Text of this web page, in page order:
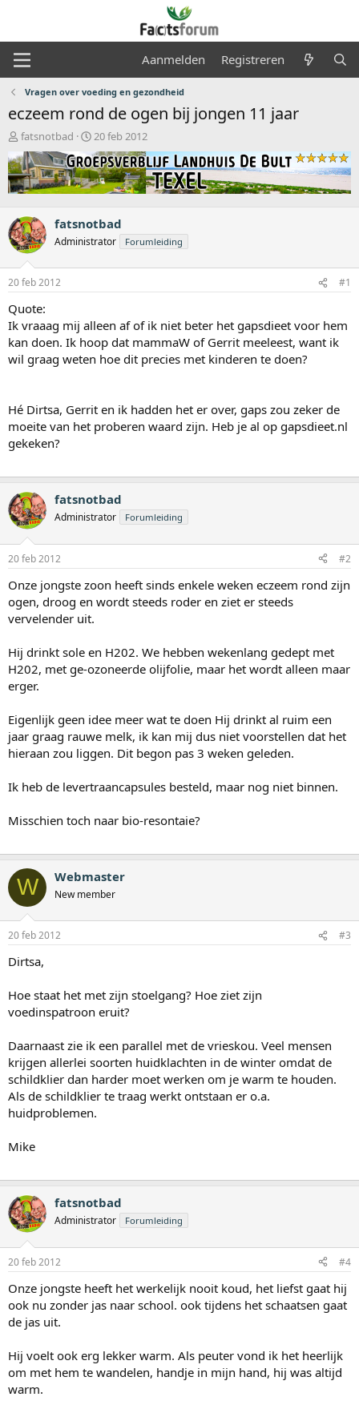
Aanmelden Registreren
Vragen over voeding en gezondheid
eczeem rond de ogen bij jongen 11 jaar
O
n
d
e
r
e
r
p
s
t
a
r
t
e
r
fatsnotbad
S
t
a
r
t
a
t
m
20 feb 2012
fatsnotbad
Administrator Forumleiding
20 feb 2012 #1
Quote:
Ik vraaag mij alleen af of ik niet beter het gapsdieet voor hem
kan doen. Ik hoop dat mammaW of Gerrit meeleest, want ik
wil graag weten hoe dit precies met kinderen te doen?
Hé Dirtsa, Gerrit en ik hadden het er over, gaps zou zeker de
moeite van het proberen waard zijn. Heb je al op gapsdieet.nl
gekeken?
fatsnotbad
Administrator Forumleiding
20 feb 2012 #2
Onze jongste zoon heeft sinds enkele weken eczeem rond zijn
ogen, droog en wordt steeds roder en ziet er steeds
vervelender uit.
Hij drinkt sole en H202. We hebben wekenlang gedept met
H202, met ge-ozoneerde olijfolie, maar het wordt alleen maar
erger.
Eigenlijk geen idee meer wat te doen Hij drinkt al ruim een
jaar graag rauwe melk, ik kan mij dus niet voorstellen dat het
hieraan zou liggen. Dit begon pas 3 weken geleden.
Ik heb de levertraancapsules besteld, maar nog niet binnen.
Misschien toch naar bio-resontaie?
W Webmaster
New member
20 feb 2012 #3
Dirtsa,
Hoe staat het met zijn stoelgang? Hoe ziet zijn
voedinspatroon eruit?
Daarnaast zie ik een parallel met de vrieskou. Veel mensen
krijgen allerlei soorten huidklachten in de winter omdat de
schildklier dan harder moet werken om je warm te houden.
Als de schildklier te traag werkt ontstaan er o.a.
huidproblemen.
Mike
fatsnotbad
Administrator Forumleiding
20 feb 2012 #4
Onze jongste heeft het werkelijk nooit koud, het liefst gaat hij
ook nu zonder jas naar school. ook tijdens het schaatsen gaat
de jas uit.
Hij voelt ook erg lekker warm. Als peuter vond ik het heerlijk
om met hem te wandelen, handje in mijn hand, hij was altijd
warm.